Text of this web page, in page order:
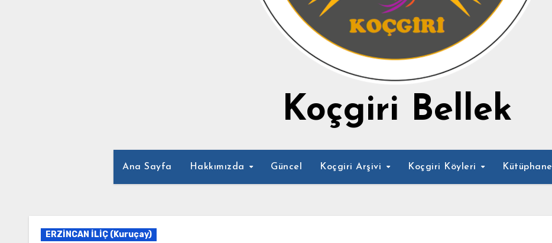
Koçgiri Bellek
Ana Sayfa Hakkımızda Güncel Koçgiri Arşivi Koçgiri Köyleri Kütüphane
ERZİNCAN İLİÇ (Kuruçay)